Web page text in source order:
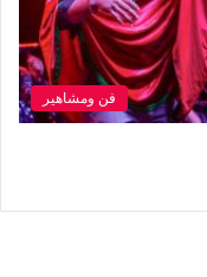
فن ومشاهير